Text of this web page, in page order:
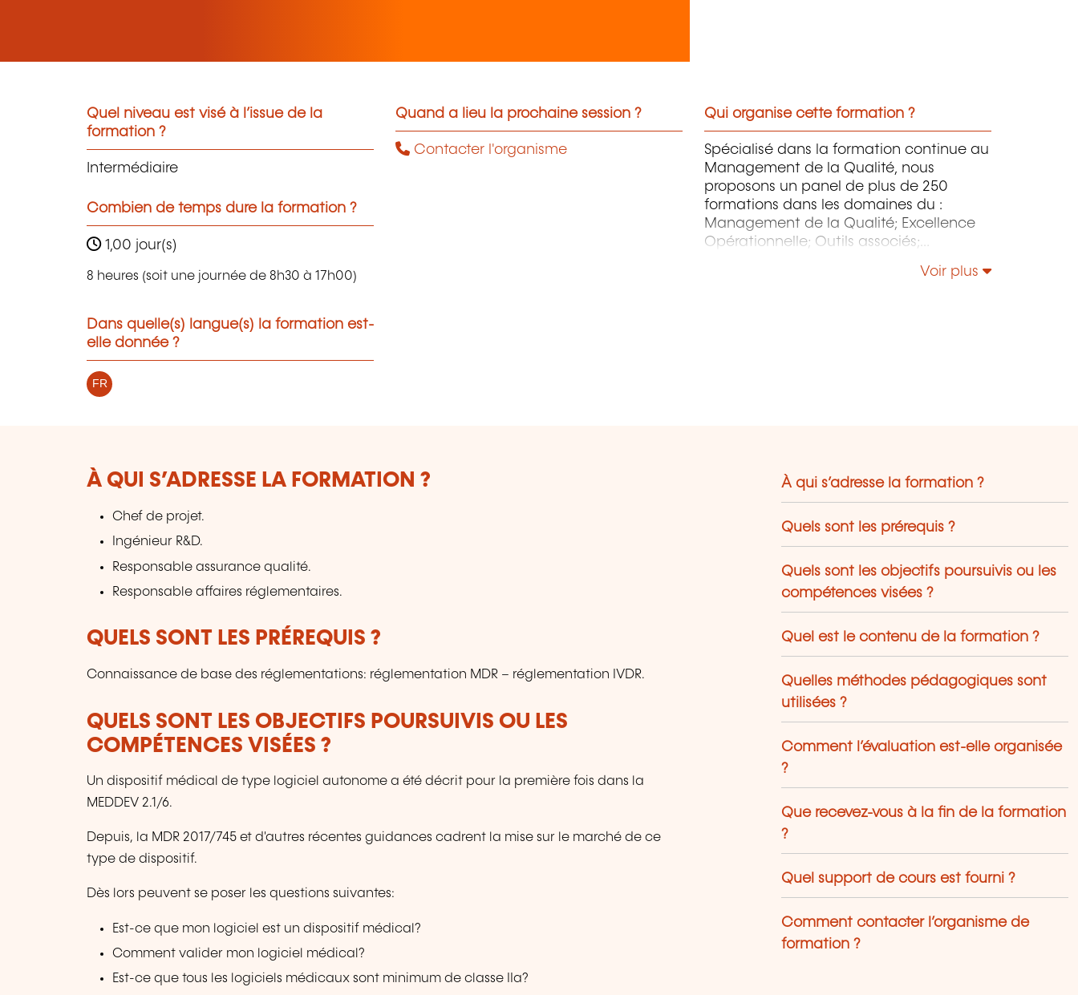
Quel niveau est visé à l’issue de la
formation ?
Intermédiaire
Combien de temps dure la formation ?
1,00 jour(s)
8 heures (soit une journée de 8h30 à 17h00)
Dans quelle(s) langue(s) la formation est-
elle donnée ?
FR
Quand a lieu la prochaine session ?
Contacter l'organisme
Qui organise cette formation ?
Spécialisé dans la formation continue au
Management de la Qualité, nous
proposons un panel de plus de 250
formations dans les domaines du :
Management de la Qualité; Excellence
Opérationnelle; Outils associés;
Responsabilité Sociétale – Énergie;
Voir plus
À QUI S’ADRESSE LA FORMATION ?
Chef de projet.
Ingénieur R&D.
Responsable assurance qualité.
Responsable affaires réglementaires.
QUELS SONT LES PRÉREQUIS ?
Connaissance de base des réglementations: réglementation MDR – réglementation IVDR.
QUELS SONT LES OBJECTIFS POURSUIVIS OU LES
COMPÉTENCES VISÉES ?
Un dispositif médical de type logiciel autonome a été décrit pour la première fois dans la
MEDDEV 2.1/6.
Depuis, la MDR 2017/745 et d'autres récentes guidances cadrent la mise sur le marché de ce
type de dispositif.
Dès lors peuvent se poser les questions suivantes:
Est-ce que mon logiciel est un dispositif médical?
Comment valider mon logiciel médical?
Est-ce que tous les logiciels médicaux sont minimum de classe IIa?
À qui s’adresse la formation ?
Quels sont les prérequis ?
Quels sont les objectifs poursuivis ou les
compétences visées ?
Quel est le contenu de la formation ?
Quelles méthodes pédagogiques sont
utilisées ?
Comment l’évaluation est-elle organisée
?
Que recevez-vous à la fin de la formation
?
Quel support de cours est fourni ?
Comment contacter l’organisme de
formation ?